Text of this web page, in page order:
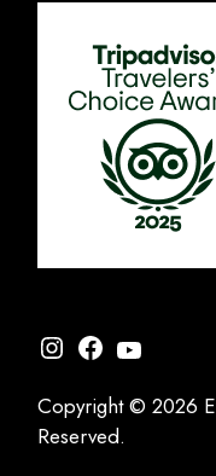
Instagram
Facebook
YouTube
Copyright © 2026
Reserved.